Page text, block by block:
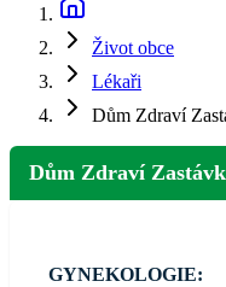
Život obce
Lékaři
Dům Zdraví
Dům Zdraví